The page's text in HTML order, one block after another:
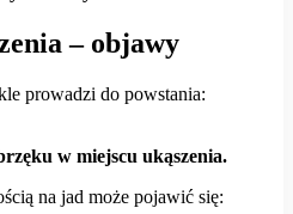
– objawy
prowadzi do powstania:
w miejscu ukąszenia.
na jad może pojawić się: